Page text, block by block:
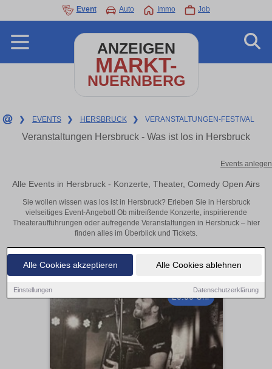
Alle Cookies akzeptieren Alle Cookies ablehnen
Einstellungen Datenschutzerklärung
Event Auto Immo Job
ANZEIGEN
MARKT-
NUERNBERG
❯ EVENTS ❯ HERSBRUCK ❯ VERANSTALTUNGEN-FESTIVAL
Veranstaltungen Hersbruck - Was ist los in Hersbruck
Events anlegen
Alle Events in Hersbruck - Konzerte, Theater, Comedy Open Airs
Sie wollen wissen was los ist in Hersbruck? Erleben Sie in Hersbruck
vielseitiges Event-Angebot! Ob mitreißende Konzerte, inspirierende
Theateraufführungen oder aufregende Veranstaltungen in Hersbruck – hier
finden alles im Überblick und Tickets.
20:00 Uhr